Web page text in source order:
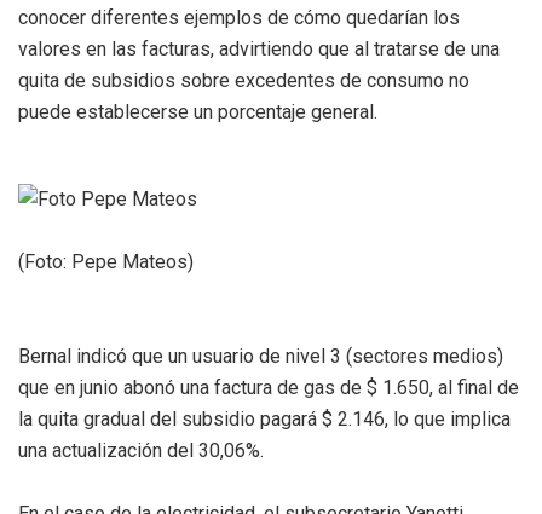
conocer diferentes ejemplos de cómo quedarían los
valores en las facturas, advirtiendo que al tratarse de una
quita de subsidios sobre excedentes de consumo no
puede establecerse un porcentaje general.
(Foto: Pepe Mateos)
Bernal indicó que un usuario de nivel 3 (sectores medios)
que en junio abonó una factura de gas de $ 1.650, al final de
la quita gradual del subsidio pagará $ 2.146, lo que implica
una actualización del 30,06%.